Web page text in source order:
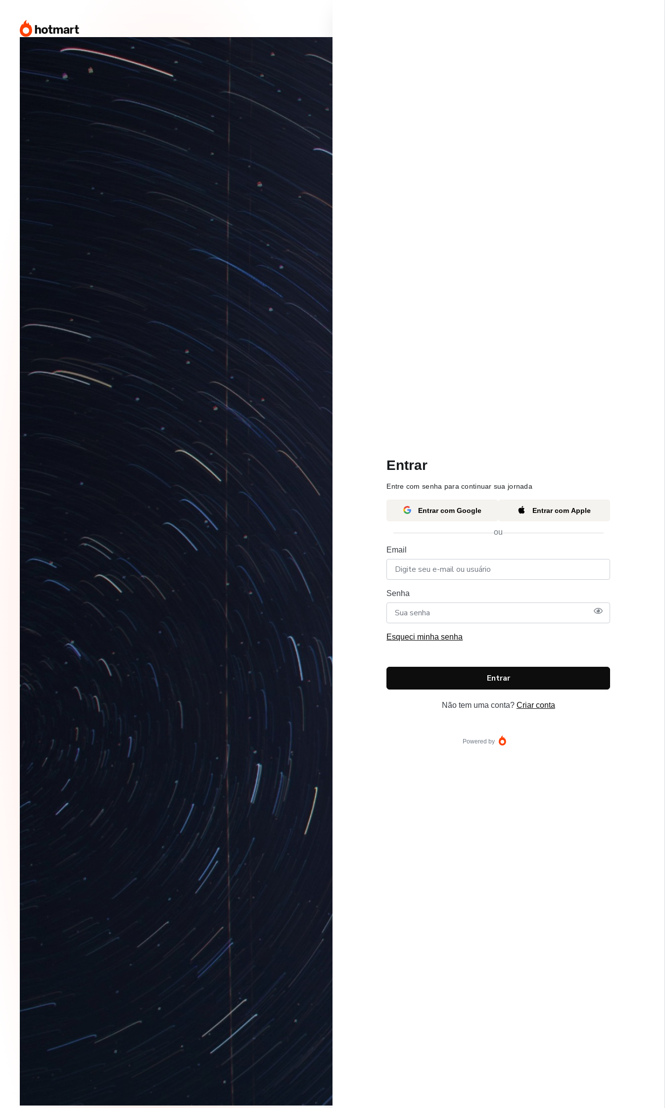
Entrar
Entre com senha para continuar sua jornada
Entrar com Google Entrar com Apple
ou
Email
Senha
Esqueci minha senha
Entrar
Não tem uma conta? Criar conta
Powered by